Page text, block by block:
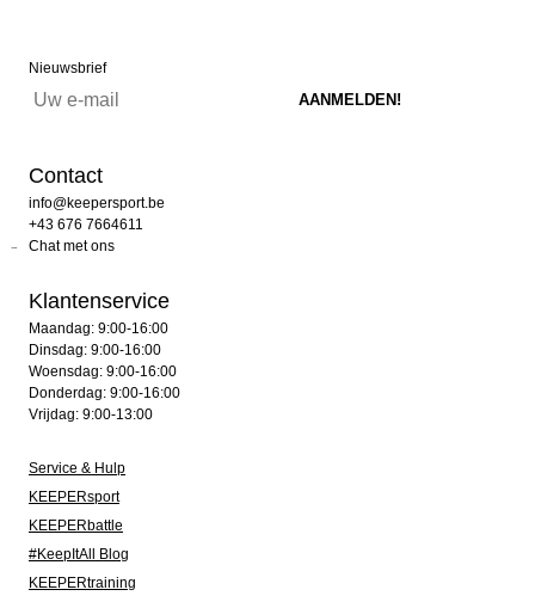
Nieuwsbrief
Contact
info@keepersport.be
+43 676 7664611
Chat met ons
Klantenservice
Maandag: 9:00-16:00
Dinsdag: 9:00-16:00
Woensdag: 9:00-16:00
Donderdag: 9:00-16:00
Vrijdag: 9:00-13:00
Service & Hulp
KEEPERsport
KEEPERbattle
#KeepItAll Blog
KEEPERtraining